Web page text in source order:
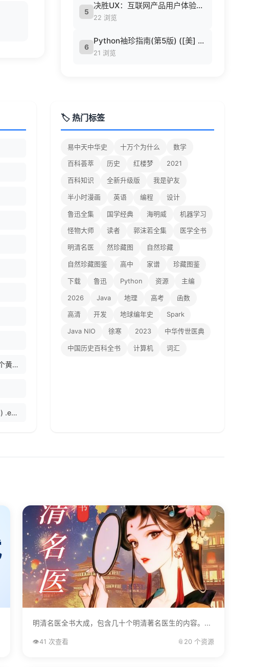
5
决胜UX：互联网产品用户体验策略 ([美] Jaime Levy [[美] Jaime Levy]).epub
22 浏览
6
Python袖珍指南(第5版) ([美] 马克·卢茨 (Mark Lutz) 著 候荣涛 译).pdf
21 浏览
向上生长（九边首部力作，2020年首发，6大原理，24个黄金行动 - 九边.pdf
白话机器学习的数学（图灵图书） (立石贤吾 [立石贤吾]) .epub
🏷️ 热门标签
易中天中华史 十万个为什么 数学
百科荟萃 历史 红楼梦 2021
百科知识 全新升级版 我是驴友
半小时漫画 英语 编程 设计
鲁迅全集 国学经典 海明威 机器学习
怪物大师 读者 郭沫若全集 医学全书
明清名医 然珍藏图 自然珍藏
自然珍藏图鉴 高中 家谱 珍藏图鉴
下载 鲁迅 Python 资源 主编
2026 Java 地理 高考 函数
高清 开发 地球编年史 Spark
Java NIO 徐寒 2023 中华传世医典
中国历史百科全书 计算机 词汇
明清名医全书大成，包含几十个明清著名医生的内容。...
👁️41 次查看 📎 20 个资源